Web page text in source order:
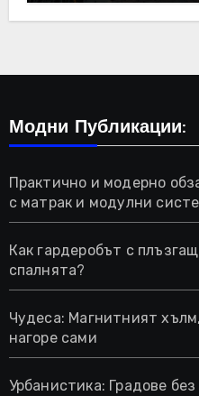
Модни Публикации:
Практично и модерно
с матрак и модулни
Как гардеробът с
спалнята?
Чудеса: Магнитният
нагоре сами
Урбанистика: Градове